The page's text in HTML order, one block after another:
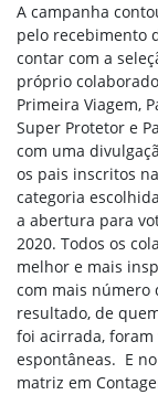
A campanha
pelo recebimento
contar com a
próprio
Primeira Viagem,
Super Protetor e
com uma
os pais inscritos
categoria
a abertura para
2020. Todos os
melhor e mais
com mais número
resultado, de
foi acirrada,
espontâneas. E
matriz em